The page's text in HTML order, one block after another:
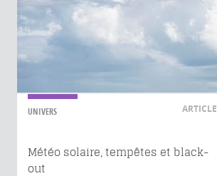
UNIVERS ARTICLE
Météo solaire, tempêtes et black-
out